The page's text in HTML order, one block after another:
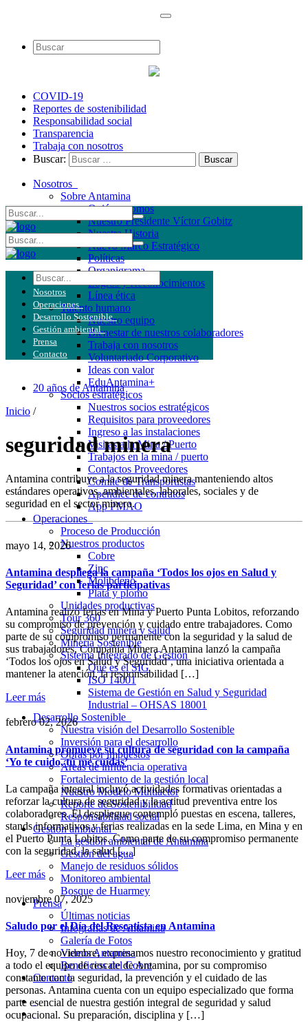
COVID-19
Reportes de sostenibilidad
Responsabilidad social
Transparencia
Trabaja con nosotros
Buscar:
Nosotros
Sobre Antamina
Quiénes somos
Nuestro Presidente Víctor Gobitz
Nuestra Historia
Nuevo Marco Estratégico
Políticas
Organigrama
Logros y Reconocimientos
Línea ética
Talento humano
Nuestro equipo
Bienestar de nuestros colaboradores
Trabaja con nosotros
Voluntariado Corporativo
Ideas con valor
EduAntamina+
Socios estratégicos
Nuestros socios estratégicos
Requisitos para proveedores
Ingreso a las instalaciones
Visitas a la Mina / Puerto
Trabajos en la mina / puerto
Contactos Proveedores
Comité de Transportistas
Apéndice de contratos
App PMAO
Operaciones
Proceso de Producción
Nuestros productos
Cobre
Zinc
Molibdeno
Plata y plomo
Unidades productivas
Tour 360
Seguridad minera y salud
Minería Sostenible
Sistema Integrado de Gestión
Qué es el SIG
ISO 14001
Sistema de Gestión en Salud y Seguridad
Industrial – OHSAS 18001
Desarrollo Sostenible
Nuestra visión del Desarrollo Sostenible
Inversión para el desarrollo
Obras por impuestos
Áreas de influencia operativa
Fortalecimiento de la gestión local
Nuestro Modelo Multiactor
Reporte de Sostenibilidad
Responsabilidad social
Gestión ambiental
La gestión ambiental de Antamina
Gestión del agua
Manejo de residuos sólidos
Monitoreo ambiental
Bosque de Huarmey
Prensa
Últimas noticias
Infografías de Antamina
Galería de Fotos
Videos Antamina
Beneficios del Cobre
Contacto
Nosotros
Operaciones
Desarrollo Sostenible
Gestión ambiental
Prensa
Contacto
20 años de Antamina
Inicio /
seguridad minera
Antamina contribuye a la seguridad minera manteniendo altos
estándares operativos, ambientales, laborales, sociales y de
seguridad en el sector minero.
mayo 14, 2026
Antamina despliega la campaña ‘Todos los ojos en Salud y
Seguridad’ con ferias participativas
Antamina realizó ferias en Mina y Puerto Punta Lobitos, reforzando
su compromiso de prevención y cuidado entre trabajadores. Como
parte de su compromiso permanente con la seguridad y la salud de
sus trabajadores, Compañía Minera Antamina lanzó la campaña
‘Todos los ojos en Salud y Seguridad’, una iniciativa orientada a
mantener la atención, la responsabilidad […]
Leer más
febrero 02, 2026
Antamina promueve su cultura de seguridad con la campaña
‘Yo te cuido, tú me cuidas’
La campaña integral incluyó actividades formativas orientadas a
reforzar la cultura de seguridad y la actitud preventiva entre los
colaboradores. El despliegue contempló puestas en escena, talleres,
stands informativos y ferias realizadas en la sede Lima, en Mina y en
el Puerto Punta Lobitos. Como parte de su compromiso permanente
con la seguridad, la salud […]
Leer más
noviembre 07, 2025
Saludo por el Día del Rescatista en Antamina
Hoy, 7 de noviembre, expresamos nuestro reconocimiento y gratitud
a todo el equipo de rescate de Antamina, por su compromiso
constante con la seguridad, la prevención y el cuidado de las
personas. Antamina cuenta con un equipo especializado que forma
parte esencial de nuestra gestión integral de seguridad y salud
ocupacional. Su preparación, disciplina y […]